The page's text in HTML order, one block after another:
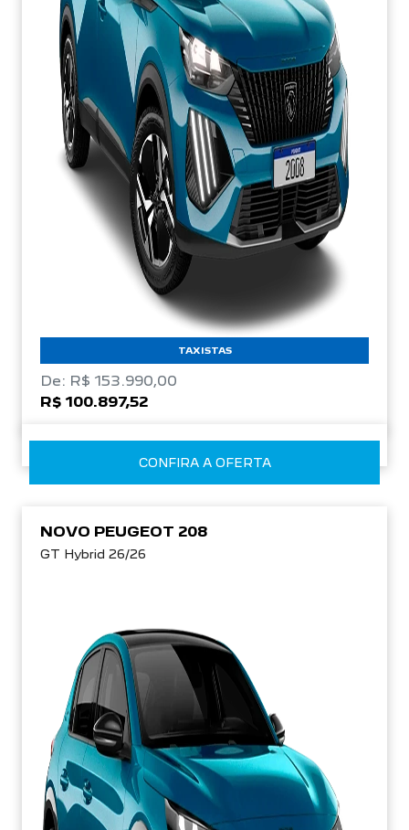
TAXISTAS
De: R$ 153.990,00
R$ 100.897,52
CONFIRA A OFERTA
NOVO PEUGEOT 208
GT Hybrid 26/26